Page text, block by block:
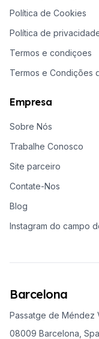
Política de Cookies
Política de
Termos e condiçoes
Termos e Condições
Empresa
Sobre Nós
Trabalhe Conosco
Site parceiro
Contate-Nos
Blog
Instagram do campo
Barcelona
Passatge de Méndez
08009 Barcelona,